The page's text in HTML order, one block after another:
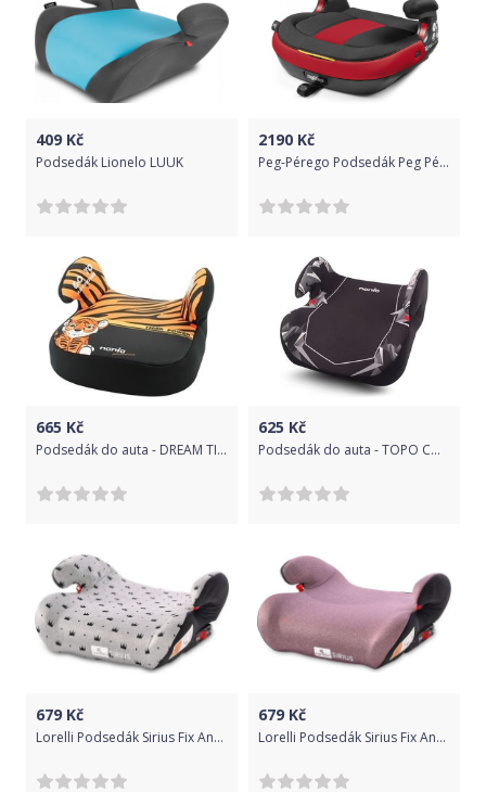
409 Kč
Podsedák Lionelo LUUK
2190 Kč
Peg-Pérego Podsedák Peg Pérego Viaggio 2-3 Shuttle
665 Kč
Podsedák do auta - DREAM TIGER černo-oranžový - Nania
625 Kč
Podsedák do auta - TOPO COMFORT PRISME GREY černý - Nania
679 Kč
Lorelli Podsedák Sirius Fix Anchorages Grey Crowns 2021
679 Kč
Lorelli Podsedák Sirius Fix Anchorages Pink 2021